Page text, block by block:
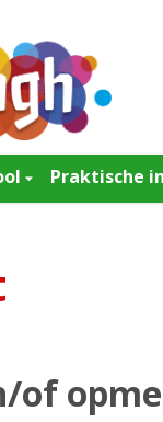
Praktische
of